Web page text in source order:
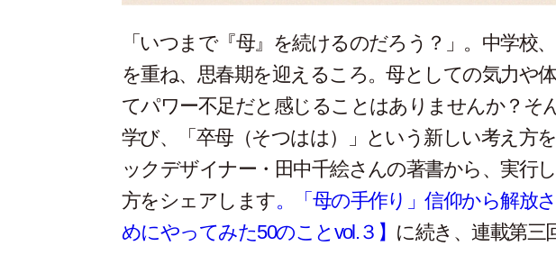
「いつまで『母』を続けるのだろう？」。中学校
を重ね、思春期を迎えるころ。母としての気力や
てパワー不足だと感じることはありませんか？そ
学び、「卒母（そつはは）」という新しい考え方
ックデザイナー・田中千絵さんの著書から、実行
方をシェアします。「母の手作り」信仰から解放
めにやってみた50のことvol.３】 に続き、連載第三